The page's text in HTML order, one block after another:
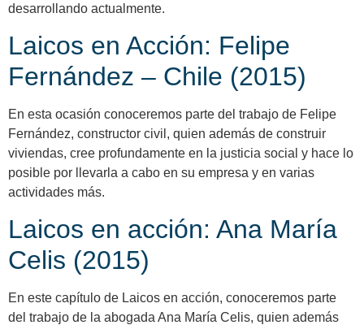
desarrollando actualmente.
Laicos en Acción: Felipe
Fernández – Chile (2015)
En esta ocasión conoceremos parte del trabajo de Felipe
Fernández, constructor civil, quien además de construir
viviendas, cree profundamente en la justicia social y hace lo
posible por llevarla a cabo en su empresa y en varias
actividades más.
Laicos en acción: Ana María
Celis (2015)
En este capítulo de Laicos en acción, conoceremos parte
del trabajo de la abogada Ana María Celis, quien además